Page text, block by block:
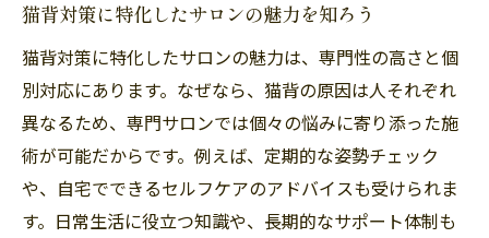
猫背対策に特化したサロンの魅力を知ろう
猫背対策に特化したサロンの魅力は、専門性の高さと個
別対応にあります。なぜなら、猫背の原因は人それぞれ
異なるため、専門サロンでは個々の悩みに寄り添った施
術が可能だからです。例えば、定期的な姿勢チェック
や、自宅でできるセルフケアのアドバイスも受けられま
す。日常生活に役立つ知識や、長期的なサポート体制も